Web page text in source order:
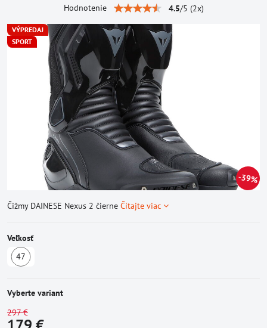
VÝPREDAJ
SPORT
39%
Hodnotenie 4.5/5 (2x)
Čižmy DAINESE Nexus 2 čierne Čítajte viac
Veľkosť
47
Vyberte variant
297 €